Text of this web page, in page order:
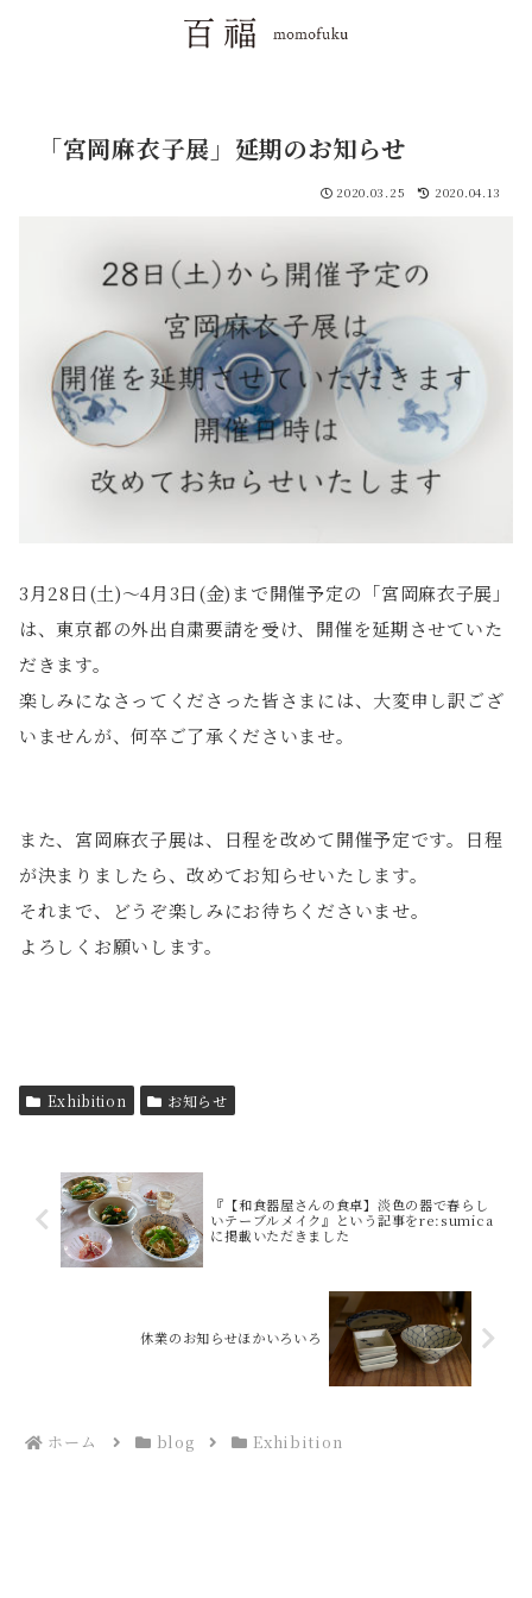
「宮岡麻衣子展」延期のお知らせ
2020.03.25 2020.04.13
3月28日(土)〜4月3日(金)まで開催予定の「宮岡麻衣子展」
は、東京都の外出自粛要請を受け、開催を延期させていた
だきます。
楽しみになさってくださった皆さまには、大変申し訳ござ
いませんが、何卒ご了承くださいませ。
また、宮岡麻衣子展は、日程を改めて開催予定です。日程
が決まりましたら、改めてお知らせいたします。
それまで、どうぞ楽しみにお待ちくださいませ。
よろしくお願いします。
Exhibition お知らせ
『【和食器屋さんの食卓】淡色の器で春らし
いテーブルメイク』という記事をre:sumica
に掲載いただきました
休業のお知らせほかいろいろ
ホーム blog Exhibition